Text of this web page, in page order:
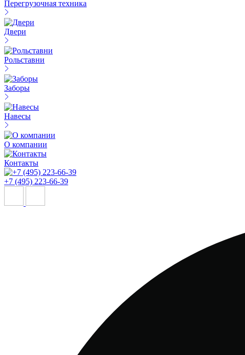
Перегрузочная техника
Двери
Рольставни
Заборы
Навесы
О компании
Контакты
+7 (495) 223-66-39